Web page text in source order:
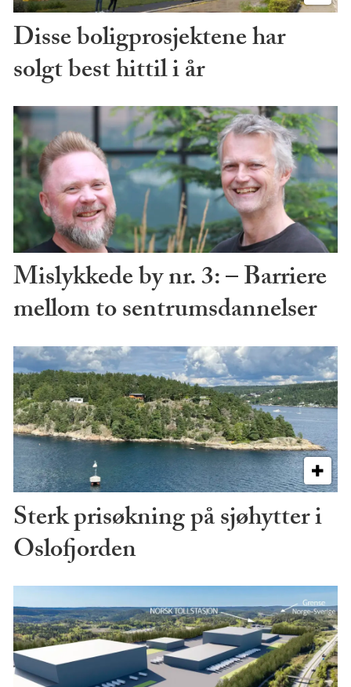
Disse boligprosjektene har
solgt best hittil i år
Mislykkede by nr. 3: – Barriere
mellom to sentrumsdannelser
Sterk prisøkning på sjøhytter i
Oslofjorden